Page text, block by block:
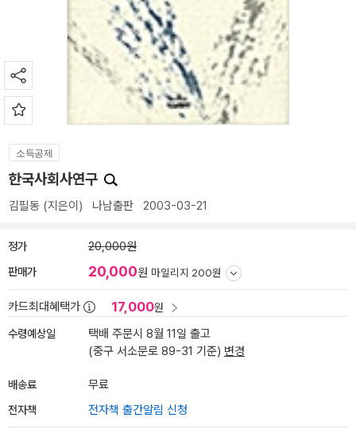
소득공제
한국사회사연구
김필동 (지은이) 나남출판 2003-03-21
정가 20,000원
판매가 20,000원 마일리지 200원
카드최대혜택가 17,000원
수령예상일
택배 주문시 8월 11일 출고
(중구 서소문로 89-31 기준) 변경
배송료 무료
전자책 전자책 출간알림 신청